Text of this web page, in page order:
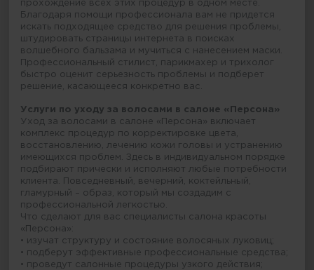
прохождение всех этих процедур в одном месте.
Благодаря помощи профессионала вам не придется
искать подходящее средство для решения проблемы,
штудировать страницы интернета в поисках
волшебного бальзама и мучиться с нанесением маски.
Профессиональный стилист, парикмахер и трихолог
быстро оценит серьезность проблемы и подберет
решение, касающееся конкретно вас.
Услуги по уходу за волосами в салоне «Персона»
Уход за волосами в салоне «Персона» включает
комплекс процедур по корректировке цвета,
восстановлению, лечению кожи головы и устранению
имеющихся проблем. Здесь в индивидуальном порядке
подбирают прически и исполняют любые потребности
клиента. Повседневный, вечерний, коктейльный,
гламурный – образ, который мы создадим с
профессиональной легкостью.
Что сделают для вас специалисты салона красоты
«Персона»:
• изучат структуру и состояние волосяных луковиц;
• подберут эффективные профессиональные средства;
• проведут салонные процедуры узкого действия;